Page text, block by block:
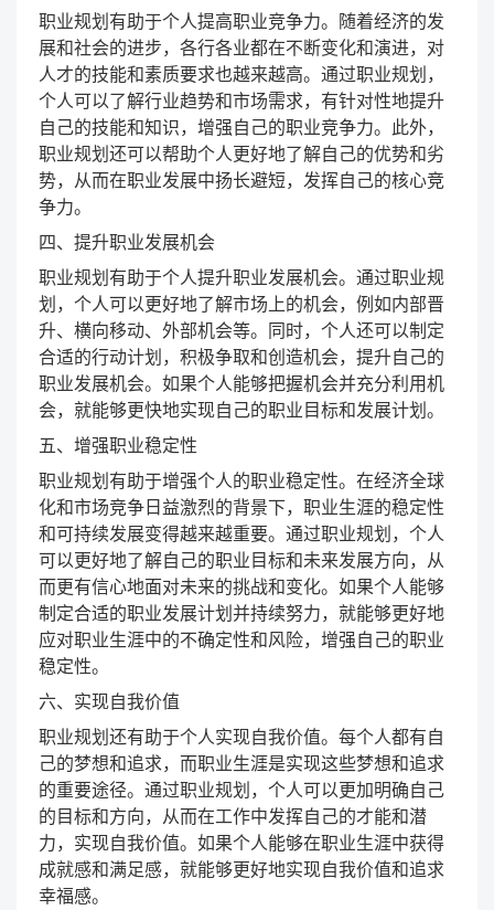
职业规划有助于个人提高职业竞争力。随着经济的发
展和社会的进步，各行各业都在不断变化和演进，对
人才的技能和素质要求也越来越高。通过职业规划，
个人可以了解行业趋势和市场需求，有针对性地提升
自己的技能和知识，增强自己的职业竞争力。此外，
职业规划还可以帮助个人更好地了解自己的优势和劣
势，从而在职业发展中扬长避短，发挥自己的核心竞
争力。
四、提升职业发展机会
职业规划有助于个人提升职业发展机会。通过职业规
划，个人可以更好地了解市场上的机会，例如内部晋
升、横向移动、外部机会等。同时，个人还可以制定
合适的行动计划，积极争取和创造机会，提升自己的
职业发展机会。如果个人能够把握机会并充分利用机
会，就能够更快地实现自己的职业目标和发展计划。
五、增强职业稳定性
职业规划有助于增强个人的职业稳定性。在经济全球
化和市场竞争日益激烈的背景下，职业生涯的稳定性
和可持续发展变得越来越重要。通过职业规划，个人
可以更好地了解自己的职业目标和未来发展方向，从
而更有信心地面对未来的挑战和变化。如果个人能够
制定合适的职业发展计划并持续努力，就能够更好地
应对职业生涯中的不确定性和风险，增强自己的职业
稳定性。
六、实现自我价值
职业规划还有助于个人实现自我价值。每个人都有自
己的梦想和追求，而职业生涯是实现这些梦想和追求
的重要途径。通过职业规划，个人可以更加明确自己
的目标和方向，从而在工作中发挥自己的才能和潜
力，实现自我价值。如果个人能够在职业生涯中获得
成就感和满足感，就能够更好地实现自我价值和追求
幸福感。